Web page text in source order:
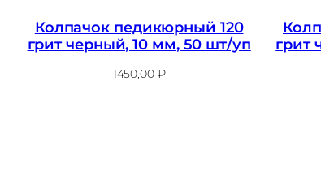
Колпачок педикюрный 120
грит черный, 10 мм, 50 шт/уп
1450,00 ₽
грит